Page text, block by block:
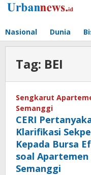
Lewati
Nasional Dunia
Tag: BEI
Sengkarut
Semanggi
CERI
Klarifikasi
Kepada Bursa
soal Apartemen
Semanggi